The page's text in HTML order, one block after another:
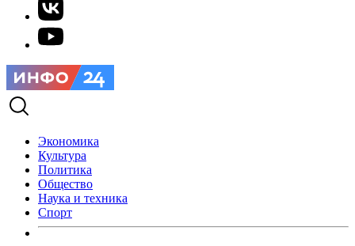
Экономика
Культура
Политика
Общество
Наука и техника
Спорт